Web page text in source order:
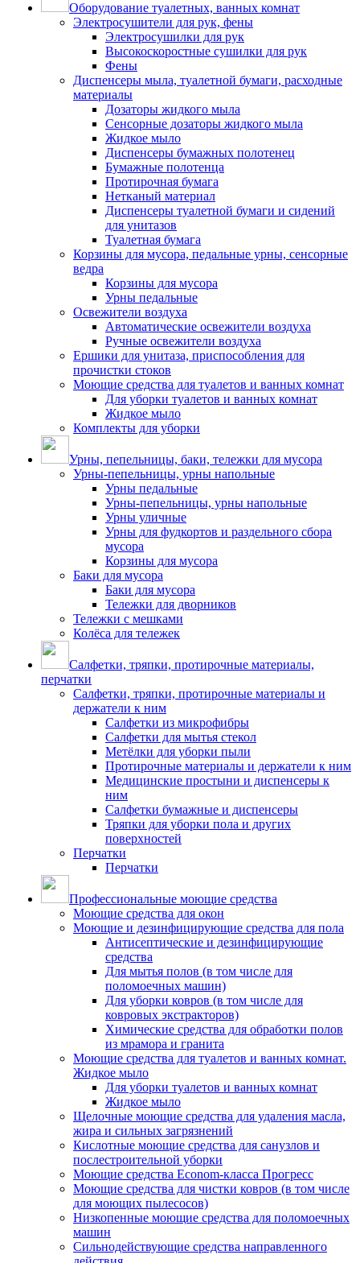
Оборудование туалетных, ванных комнат
Электросушители для рук, фены
Электросушилки для рук
Высокоскоростные сушилки для рук
Фены
Диспенсеры мыла, туалетной бумаги, расходные
материалы
Дозаторы жидкого мыла
Сенсорные дозаторы жидкого мыла
Жидкое мыло
Диспенсеры бумажных полотенец
Бумажные полотенца
Протирочная бумага
Нетканый материал
Диспенсеры туалетной бумаги и сидений
для унитазов
Туалетная бумага
Корзины для мусора, педальные урны, сенсорные
ведра
Корзины для мусора
Урны педальные
Освежители воздуха
Автоматические освежители воздуха
Ручные освежители воздуха
Ершики для унитаза, приспособления для
прочистки стоков
Моющие средства для туалетов и ванных комнат
Для уборки туалетов и ванных комнат
Жидкое мыло
Комплекты для уборки
Урны, пепельницы, баки, тележки для мусора
Урны-пепельницы, урны напольные
Урны педальные
Урны-пепельницы, урны напольные
Урны уличные
Урны для фудкортов и раздельного сбора
мусора
Корзины для мусора
Баки для мусора
Баки для мусора
Тележки для дворников
Тележки с мешками
Колёса для тележек
Салфетки, тряпки, протирочные материалы,
перчатки
Салфетки, тряпки, протирочные материалы и
держатели к ним
Салфетки из микрофибры
Салфетки для мытья стекол
Метёлки для уборки пыли
Протирочные материалы и держатели к ним
Медицинские простыни и диспенсеры к
ним
Салфетки бумажные и диспенсеры
Тряпки для уборки пола и других
поверхностей
Перчатки
Перчатки
Профессиональные моющие средства
Моющие средства для окон
Моющие и дезинфицирующие средства для пола
Антисептические и дезинфицирующие
средства
Для мытья полов (в том числе для
поломоечных машин)
Для уборки ковров (в том числе для
ковровых экстракторов)
Химические средства для обработки полов
из мрамора и гранита
Моющие средства для туалетов и ванных комнат.
Жидкое мыло
Для уборки туалетов и ванных комнат
Жидкое мыло
Щелочные моющие средства для удаления масла,
жира и сильных загрязнений
Кислотные моющие средства для санузлов и
послестроительной уборки
Моющие средства Econom-класса Прогресс
Моющие средства для чистки ковров (в том числе
для моющих пылесосов)
Низкопенные моющие средства для поломоечных
машин
Сильнодействующие средства направленного